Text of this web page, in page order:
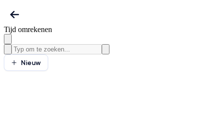
Tijd omrekenen
Nieuw